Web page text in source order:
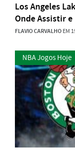
Los Angeles
Onde Assistir
FLAVIO CARVALHOEM
NBA Jogos Hoje